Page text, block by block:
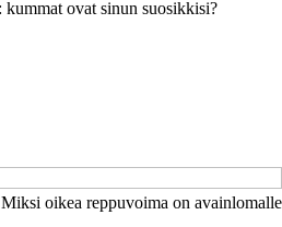
ovat sinun suosikkisi?
oikea reppuvoima on avainlomalle